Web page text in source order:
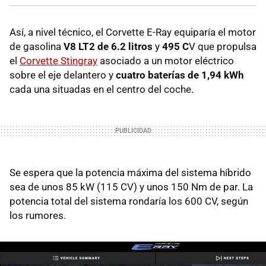
Así, a nivel técnico, el Corvette E-Ray equiparía el motor
de gasolina V8 LT2 de 6.2 litros y 495 CV que propulsa
el Corvette Stingray asociado a un motor eléctrico
sobre el eje delantero y cuatro baterías de 1,94 kWh
cada una situadas en el centro del coche.
Se espera que la potencia máxima del sistema híbrido
sea de unos 85 kW (115 CV) y unos 150 Nm de par. La
potencia total del sistema rondaría los 600 CV, según
los rumores.